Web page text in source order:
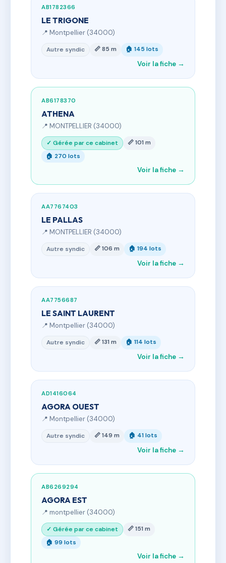
AB1782366
LE TRIGONE
📍 Montpellier (34000)
Autre syndic 📏 85 m 🏠 145 lots
Voir la fiche →
AB6178370
ATHENA
📍 MONTPELLIER (34000)
✓ Gérée par ce cabinet
📏 101 m
🏠 270 lots
Voir la fiche →
AA7767403
LE PALLAS
📍 MONTPELLIER (34000)
Autre syndic 📏 106 m 🏠 194 lots
Voir la fiche →
AA7756687
LE SAINT LAURENT
📍 Montpellier (34000)
Autre syndic 📏 131 m 🏠 114 lots
Voir la fiche →
AD1416064
AGORA OUEST
📍 Montpellier (34000)
Autre syndic 📏 149 m 🏠 41 lots
Voir la fiche →
AB6269294
AGORA EST
📍 montpellier (34000)
✓ Gérée par ce cabinet
📏 151 m
🏠 99 lots
Voir la fiche →